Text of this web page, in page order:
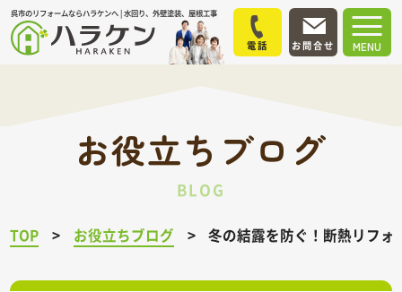
呉市のリフォームならハラケンへ | 水回り、外壁塗装、屋根工事
MENU
電話 お問合せ
お役立ちブログ
BLOG
TOP お役立ちブログ 冬の結露を防ぐ！断熱リフ